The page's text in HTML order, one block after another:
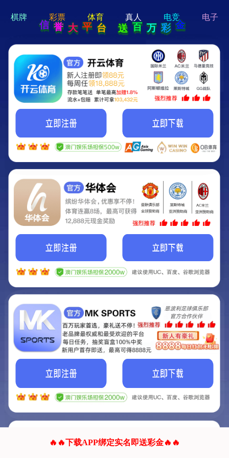
hi 💗
Hey Guys!
我们即将上线啦...
我们的网站正在建设.
它将是非常棒的网站.
联系我们!